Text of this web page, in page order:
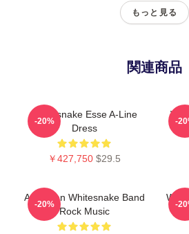
もっと見る
関連商品
Whitesnake Esse A-Line
Dress
￥427,750 $29.5
-20% -
American Whitesnake Band
Rock Music
-20% -